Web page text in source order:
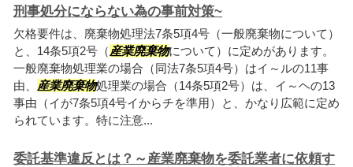
刑事処分にならない為の事前対策~
欠格要件は、廃棄物処理法7条5項4号（一般廃棄物について）
と、14条5項2号（産業廃棄物について）に定めがあります。
一般廃棄物処理業の場合（同法7条5項4号）はイ～ルの11事
由、 産業廃棄物処理業の場合（14条5項2号）は、イ～ヘの13
事由（イが7条5項4号イからチを準用）と、かなり広範に定め
られています。特に注意...
委託基準違反とは？～産業廃棄物を委託業者に依頼す